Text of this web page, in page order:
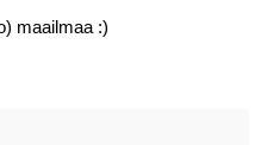
maailmaa :)